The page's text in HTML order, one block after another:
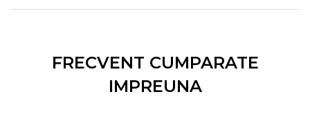
FRECVENT CUMPARATE
IMPREUNA